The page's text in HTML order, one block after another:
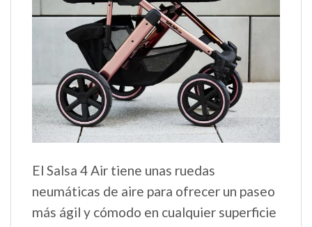
El Salsa 4 Air tiene unas ruedas
neumáticas de aire para ofrecer un paseo
más ágil y cómodo en cualquier superficie